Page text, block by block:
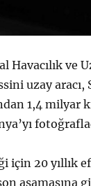
Havacılık ve
uzay
1,4 milyar
için 20 yıllık
aşamasına